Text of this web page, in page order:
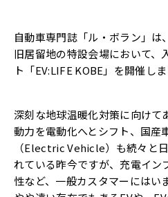
自動車専門誌「ル・ボラン」は
旧居留地の特設会場において、
ト「EV:LIFE KOBE」を開催しま
深刻な地球温暖化対策に向けて
動力を電動化へとシフト、国産
（Electric Vehicle）も続々と
れている昨今ですが、充電イン
性など、一般カスタマーにはい